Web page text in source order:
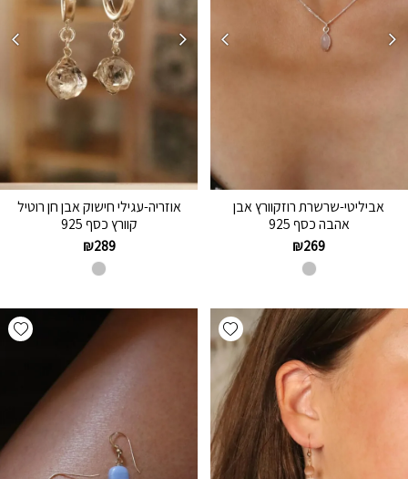
אביליטי-שרשרת רוזקוורץ אבן
אהבה כסף 925
₪269
אוזריה-עגילי חישוק אבן חן רוטיל
קוורץ כסף 925
₪289
Add wishlist